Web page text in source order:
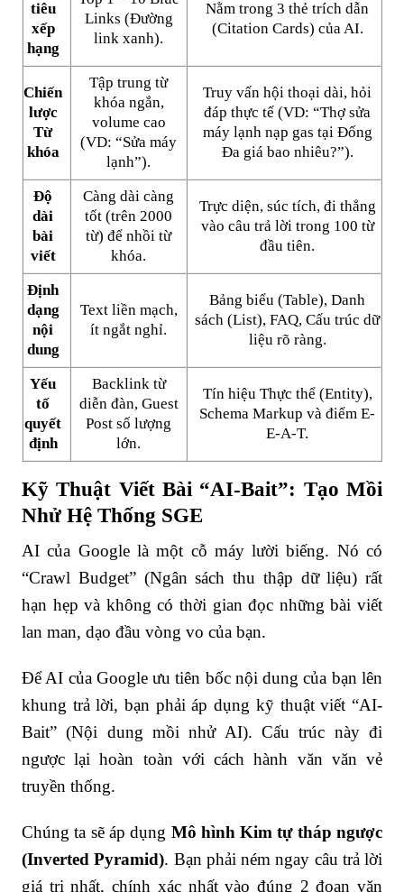
tiêu
xếp
hạng
Links (Đường
link xanh).
Nằm trong 3 thẻ trích dẫn
(Citation Cards) của AI.
Chiến
lược
Từ
khóa
Tập trung từ
khóa ngắn,
volume cao
(VD: “Sửa máy
lạnh”).
Truy vấn hội thoại dài, hỏi
đáp thực tế (VD: “Thợ sửa
máy lạnh nạp gas tại Đống
Đa giá bao nhiêu?”).
Độ
dài
bài
viết
Càng dài càng
tốt (trên 2000
từ) để nhồi từ
khóa.
Trực diện, súc tích, đi thẳng
vào câu trả lời trong 100 từ
đầu tiên.
Định
dạng
nội
dung
Text liền mạch,
ít ngắt nghỉ.
Bảng biểu (Table), Danh
sách (List), FAQ, Cấu trúc dữ
liệu rõ ràng.
Yếu
tố
quyết
định
Backlink từ
diễn đàn, Guest
Post số lượng
lớn.
Tín hiệu Thực thể (Entity),
Schema Markup và điểm E-
E-A-T.
Kỹ Thuật Viết Bài “AI-Bait”: Tạo Mồi
Nhử Hệ Thống SGE
AI của Google là một cỗ máy lười biếng. Nó có
“Crawl Budget” (Ngân sách thu thập dữ liệu) rất
hạn hẹp và không có thời gian đọc những bài viết
lan man, dạo đầu vòng vo của bạn.
Để AI của Google ưu tiên bốc nội dung của bạn lên
khung trả lời, bạn phải áp dụng kỹ thuật viết “AI-
Bait” (Nội dung mồi nhử AI). Cấu trúc này đi
ngược lại hoàn toàn với cách hành văn văn vẻ
truyền thống.
Chúng ta sẽ áp dụng Mô hình Kim tự tháp ngược
(Inverted Pyramid). Bạn phải ném ngay câu trả lời
giá trị nhất, chính xác nhất vào đúng 2 đoạn văn